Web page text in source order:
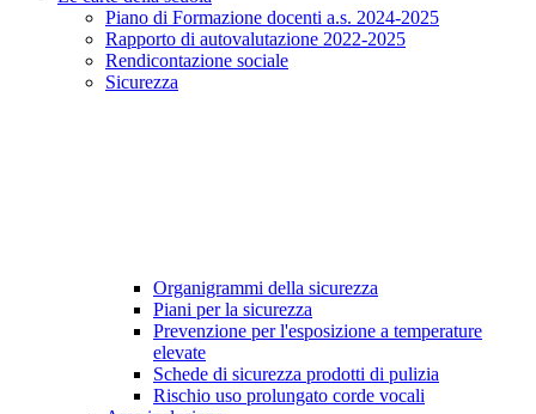
Piano di Formazione docenti a.s. 2024-2025
Rapporto di autovalutazione 2022-2025
Rendicontazione sociale
Sicurezza
Organigrammi della sicurezza
Piani per la sicurezza
Prevenzione per l'esposizione a temperature
elevate
Schede di sicurezza prodotti di pulizia
Rischio uso prolungato corde vocali